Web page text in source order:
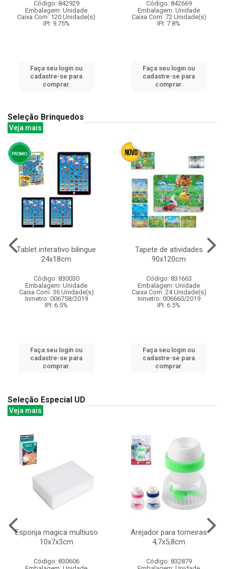
Código: 842929
Embalagem: Unidade
Caixa Com: 120 Unidade(s)
IPI: 9.75%
Faça seu login ou
cadastre-se para
comprar.
Código: 842669
Embalagem: Unidade
Caixa Com: 72 Unidade(s)
IPI: 7.8%
Faça seu login ou
cadastre-se para
comprar.
Seleção Brinquedos
Veja mais
Tablet interativo bilingue
24x18cm
Código: 830030
Embalagem: Unidade
Caixa Com: 36 Unidade(s)
Inmetro: 006758/2019
IPI: 6.5%
Faça seu login ou
cadastre-se para
comprar.
Tapete de atividades
90x120cm
Código: 831663
Embalagem: Unidade
Caixa Com: 24 Unidade(s)
Inmetro: 006660/2019
IPI: 6.5%
Faça seu login ou
cadastre-se para
comprar.
Seleção Especial UD
Veja mais
Esponja magica multiuso
10x7x3cm
Código: 830606
Arejador para torneiras
4,7x5,8cm
Código: 832879